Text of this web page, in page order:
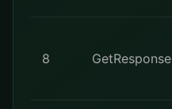
8 GetResponse